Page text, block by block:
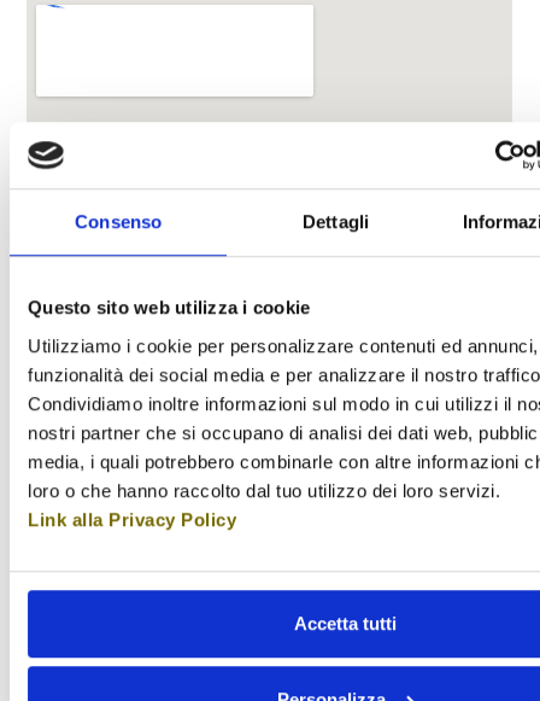
Consenso Dettagli
Questo sito web utilizza i cookie
Utilizziamo i cookie per personalizzare contenuti ed
funzionalità dei social media e per analizzare il nostro
Condividiamo inoltre informazioni sul modo in cui utilizzi il
nostri partner che si occupano di analisi dei dati web,
media, i quali potrebbero combinarle con altre informazioni
loro o che hanno raccolto dal tuo utilizzo dei loro servizi.
Link alla Privacy Policy
Accetta tutti
IlBonus Ristrutturazioneconsente di detrarre il 50% delle
spese sostenute per la ristrutturazione delle scale, fino a